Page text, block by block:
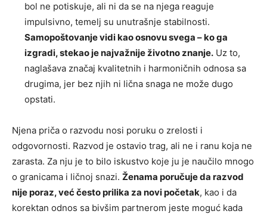
bol ne potiskuje, ali ni da se na njega reaguje
impulsivno, temelj su unutrašnje stabilnosti.
Samopoštovanje vidi kao osnovu svega – ko ga
izgradi, stekao je najvažnije životno znanje. Uz to,
naglašava značaj kvalitetnih i harmoničnih odnosa sa
drugima, jer bez njih ni lična snaga ne može dugo
opstati.
Njena priča o razvodu nosi poruku o zrelosti i
odgovornosti. Razvod je ostavio trag, ali ne i ranu koja ne
zarasta. Za nju je to bilo iskustvo koje ju je naučilo mnogo
o granicama i ličnoj snazi. Ženama poručuje da razvod
nije poraz, već često prilika za novi početak, kao i da
korektan odnos sa bivšim partnerom jeste moguć kada